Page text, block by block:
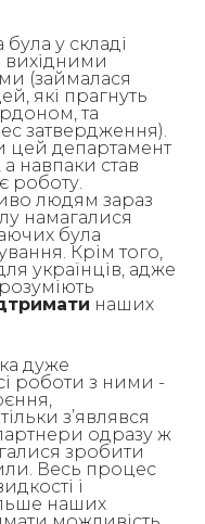
у складі
вихідними
(займалася
які прагнуть
та
затвердження).
цей департамент
, а навпаки став
роботу.
людям зараз
намагалися
була
Крім того,
українців, адже
наших
дуже
роботи з ними -
з’являвся
одразу ж
зробити
Весь процес
і
наших